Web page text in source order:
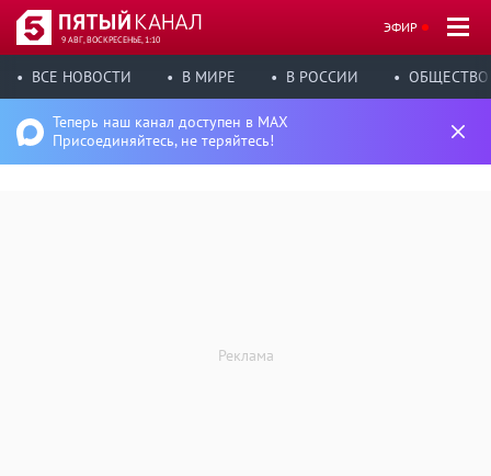
9 АВГ, ВОСКРЕСЕНЬЕ, 1:10
ЭФИР
ВСЕ НОВОСТИ В МИРЕ В РОССИИ ОБЩЕСТВО
Теперь наш канал доступен в MAX
Присоединяйтесь, не теряйтесь!